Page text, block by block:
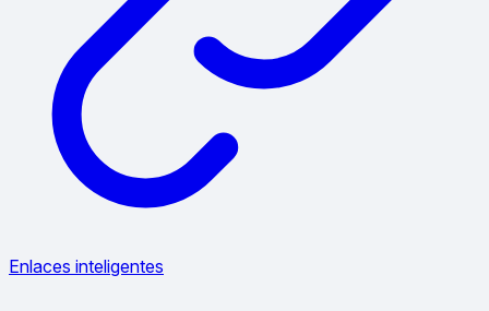
Enlaces inteligentes